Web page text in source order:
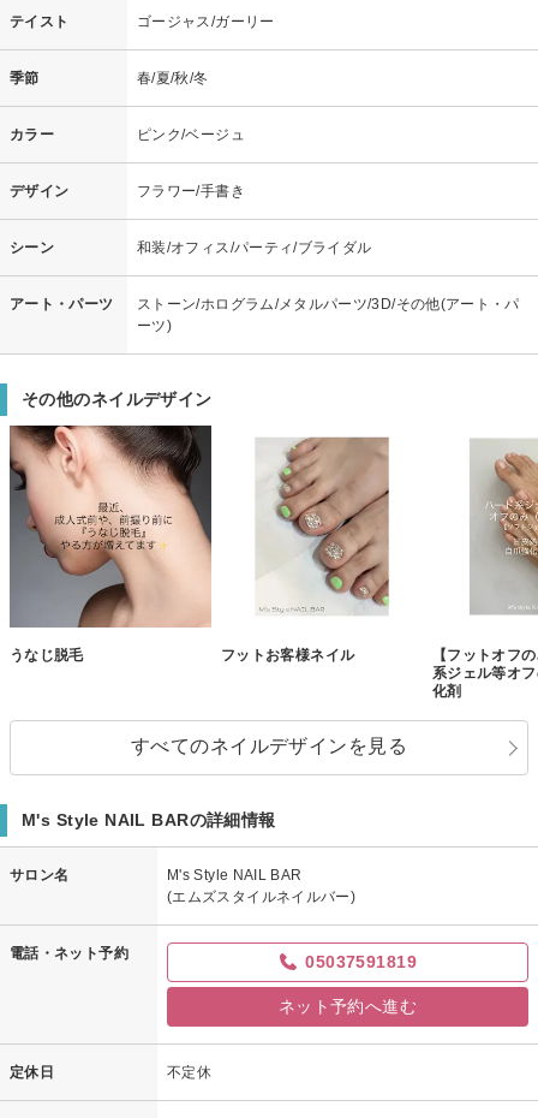
テイスト ゴージャス/ガーリー
季節 春/夏/秋/冬
カラー ピンク/ベージュ
デザイン フラワー/手書き
シーン 和装/オフィス/パーティ/ブライダル
アート・パーツ
ストーン/ホログラム/メタルパーツ/3D/その他(アート・パ
ーツ)
その他のネイルデザイン
うなじ脱毛 フットお客様ネイル
【フットオフ
系ジェル等オ
化剤
すべてのネイルデザインを見る
M's Style NAIL BARの詳細情報
サロン名
M's Style NAIL BAR
(エムズスタイルネイルバー)
電話・ネット予約 05037591819
ネット予約へ進む
定休日 不定休